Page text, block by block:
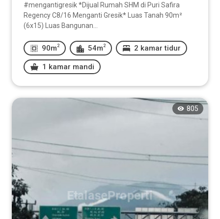
#mengantigresik *Dijual Rumah SHM di Puri Safira
Regency C8/16 Menganti Gresik* Luas Tanah 90m²
(6x15) Luas Bangunan...
90m 2 54m 2 2 kamar tidur
1 kamar mandi
805